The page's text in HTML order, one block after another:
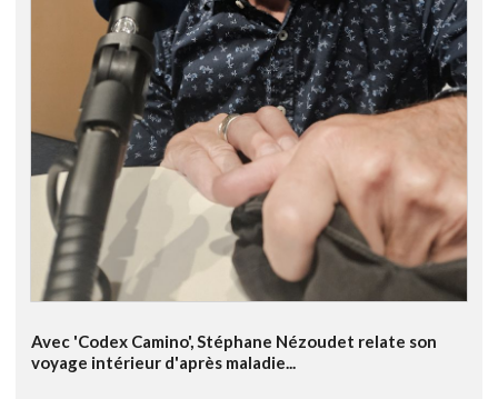
Avec 'Codex Camino', Stéphane Nézoudet relate son
voyage intérieur d'après maladie...